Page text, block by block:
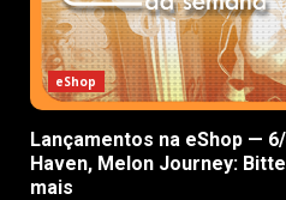
eShop
Lançamentos na eShop —
Haven, Melon Journey:
mais